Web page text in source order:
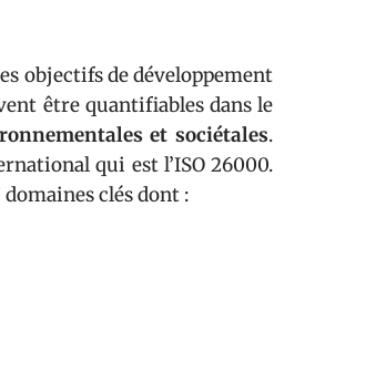
objectifs de développement
être quantifiables dans le
et sociétales.
qui est l’ISO 26000.
clés dont :